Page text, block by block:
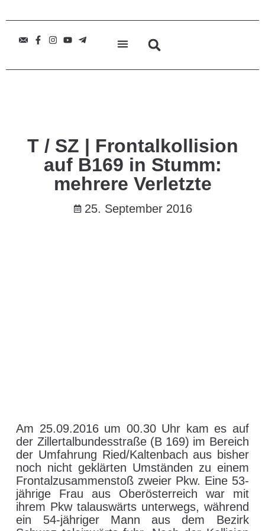
T / SZ | Frontalkollision
auf B169 in Stumm:
mehrere Verletzte
25. September 2016
Am 25.09.2016 um 00.30 Uhr kam es auf
der Zillertalbundesstraße (B 169) im Bereich
der Umfahrung Ried/Kaltenbach aus bisher
noch nicht geklärten Umständen zu einem
Frontalzusammenstoß zweier Pkw. Eine 53-
jährige Frau aus Oberösterreich war mit
ihrem Pkw talauswärts unterwegs, während
ein 54-jähriger Mann aus dem Bezirk